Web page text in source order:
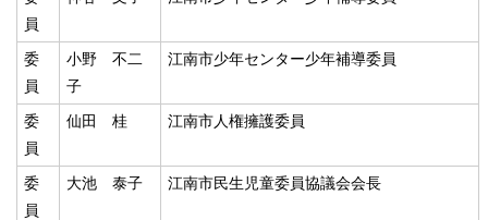
員
委
員
小野 不二
子
江南市少年センター少年補導委員
委
員
仙田 桂 江南市人権擁護委員
委
員
大池 泰子 江南市民生児童委員協議会会長